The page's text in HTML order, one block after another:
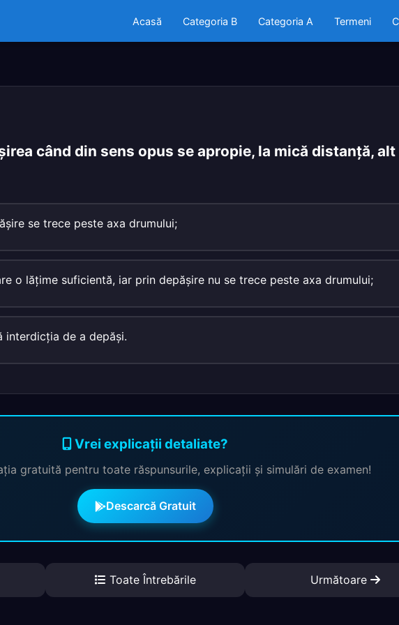
Acasă Categoria B Categoria A Termeni
când din sens opus se apropie, la mică distanţă, alt
se trece peste axa drumului;
o lăţime suficientă, iar prin depăşire nu se trece peste axa drumului;
interdicţia de a depăşi.
Vrei explicații detaliate?
gratuită pentru toate răspunsurile, explicații și simulări de examen!
Descarcă Gratuit
Toate Întrebările Următoare